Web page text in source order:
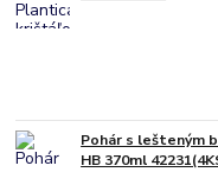
Pohár s lešteným
HB 370ml